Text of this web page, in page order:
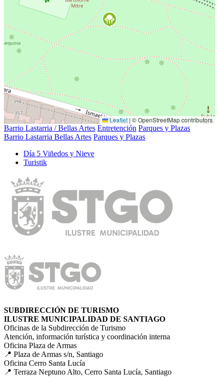
Leaflet | © OpenStreetMap contributors
Barrio Lastarria / Bellas Artes Entretención Parques y Plazas
Barrio Lastarria Bellas Artes Parques y Plazas
Dí­a 5 Viñedos y Nieve
Turistik
SUBDIRECCIÓN DE TURISMO
ILUSTRE MUNICIPALIDAD DE SANTIAGO
Oficinas de la Subdirección de Turismo
Atención, información turística y coordinación interna
Oficina Plaza de Armas
📍 Plaza de Armas s/n, Santiago
Oficina Cerro Santa Lucía
📍 Terraza Neptuno Alto, Cerro Santa Lucía, Santiago